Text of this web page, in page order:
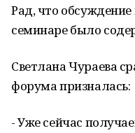
Рад, что
семинаре было
Светлана Чураева
форума призналась:
- Уже сейчас